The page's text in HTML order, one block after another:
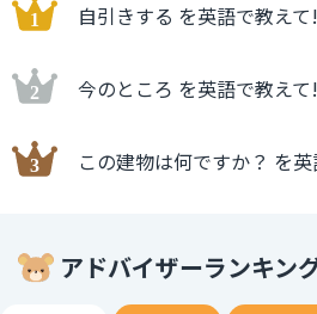
自引きする を英語で教えて!
今のところ を英語で教えて!
この建物は何ですか？ を
アドバイザーランキン